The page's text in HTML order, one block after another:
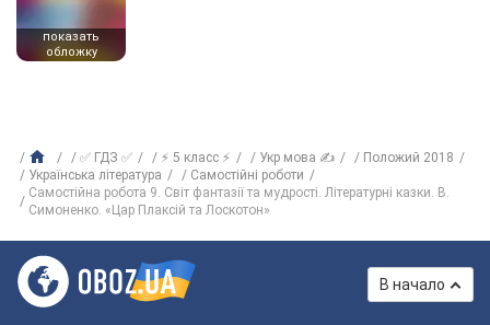
показать
обложку
✅ ГДЗ ✅ ⚡ 5 класс ⚡ Укр мова ✍
Положий 2018
Українська література
Самостійні роботи
Самостійна робота 9. Світ фантазії та мудрості. Літературні казки. В.
Симоненко. «Цар Плаксій та Лоскотон»
В начало